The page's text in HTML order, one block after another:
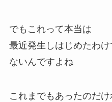
でもこれって本当は
最近発生しはじめたわけ
ないんですよね
これまでもあったのだ